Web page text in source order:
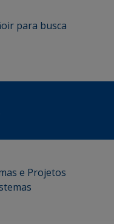
ir para busca
e Projetos